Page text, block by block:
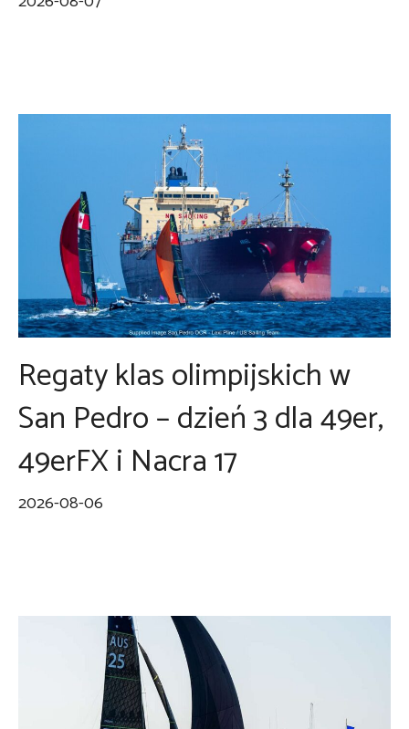
Regaty klas olimpijskich w
San Pedro – dzień 3 dla 49er,
49erFX i Nacra 17
2026-08-06